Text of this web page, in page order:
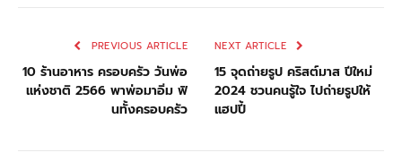
PREVIOUS ARTICLE
10 ร้านอาหาร ครอบครัว วันพ่อ
แห่งชาติ 2566 พาพ่อมาอิ่ม ฟิ
นทั้งครอบครัว
NEXT ARTICLE
15 จุดถ่ายรูป คริสต์มาส ปีใหม่
2024 ชวนคนรู้ใจ ไปถ่ายรูปให้
แฮปปี้